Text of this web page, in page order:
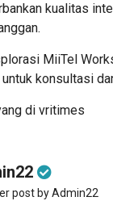
kualitas
MiiTel
untuk konsultasi
di vritimes
post by Admin22